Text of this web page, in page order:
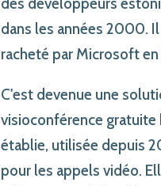
dans les années 2000.
racheté par Microsoft en
C'est devenue une
visioconférence gratuite
établie, utilisée depuis
pour les appels vidéo.